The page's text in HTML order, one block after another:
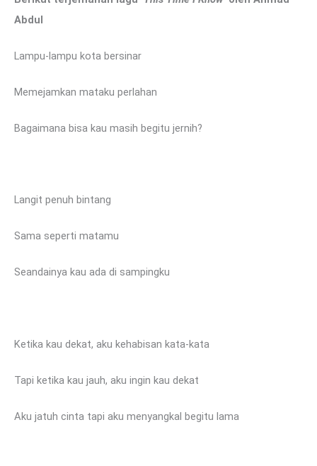
Abdul
Lampu-lampu kota bersinar
Memejamkan mataku perlahan
Bagaimana bisa kau masih begitu jernih?
Langit penuh bintang
Sama seperti matamu
Seandainya kau ada di sampingku
Ketika kau dekat, aku kehabisan kata-kata
Tapi ketika kau jauh, aku ingin kau dekat
Aku jatuh cinta tapi aku menyangkal begitu lama